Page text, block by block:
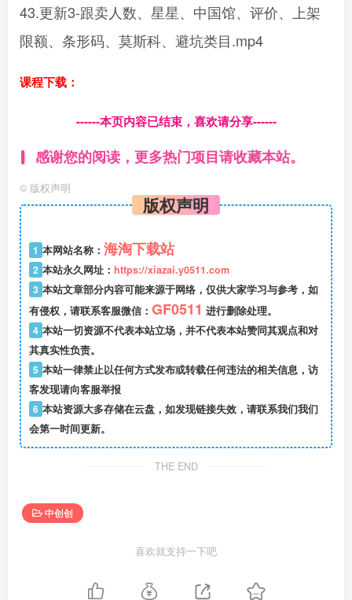
43.更新3-跟卖人数、星星、中国馆、评价、上架
限额、条形码、莫斯科、避坑类目.mp4
课程下载：
------本页内容已结束，喜欢请分享------
感谢您的阅读，更多热门项目请收藏本站。
© 版权声明
版权声明
1 本网站名称： 海淘下载站
2 本站永久网址： https://xiazai.y0511.com
3 本站文章部分内容可能来源于网络，仅供大家学习与参考，如
有侵权，请联系客服微信： GF0511 进行删除处理。
4 本站一切资源不代表本站立场，并不代表本站赞同其观点和对
其真实性负责。
5 本站一律禁止以任何方式发布或转载任何违法的相关信息，访
客发现请向客服举报
6 本站资源大多存储在云盘，如发现链接失效，请联系我们我们
会第一时间更新。
THE END
中创创
喜欢就支持一下吧